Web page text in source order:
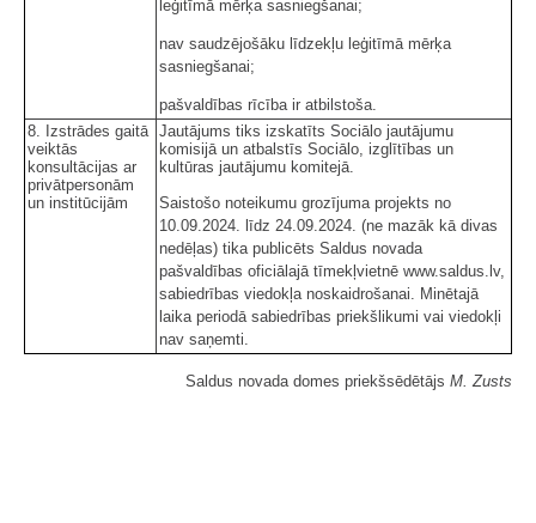
leģitīmā mērķa sasniegšanai;
nav saudzējošāku līdzekļu leģitīmā mērķa
sasniegšanai;
pašvaldības rīcība ir atbilstoša.
8. Izstrādes gaitā
veiktās
konsultācijas ar
privātpersonām
un institūcijām
Jautājums tiks izskatīts Sociālo jautājumu
komisijā un atbalstīs Sociālo, izglītības un
kultūras jautājumu komitejā.
Saistošo noteikumu grozījuma projekts no
10.09.2024. līdz 24.09.2024. (ne mazāk kā divas
nedēļas) tika publicēts Saldus novada
pašvaldības oficiālajā tīmekļvietnē www.saldus.lv,
sabiedrības viedokļa noskaidrošanai. Minētajā
laika periodā sabiedrības priekšlikumi vai viedokļi
nav saņemti.
Saldus novada domes priekšsēdētājs M. Zusts